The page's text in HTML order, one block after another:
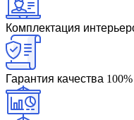
Комплектация
Гарантия качества